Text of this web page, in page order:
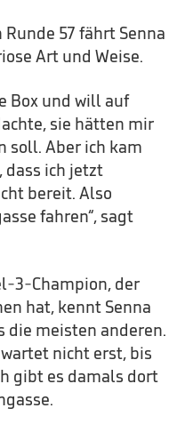
57 fährt Senna
Art und Weise.
Box und will auf
sie hätten mir
soll. Aber ich kam
dass ich jetzt
bereit. Also
fahren“, sagt
3-Champion, der
hat, kennt Senna
die meisten anderen.
nicht erst, bis
gibt es damals dort